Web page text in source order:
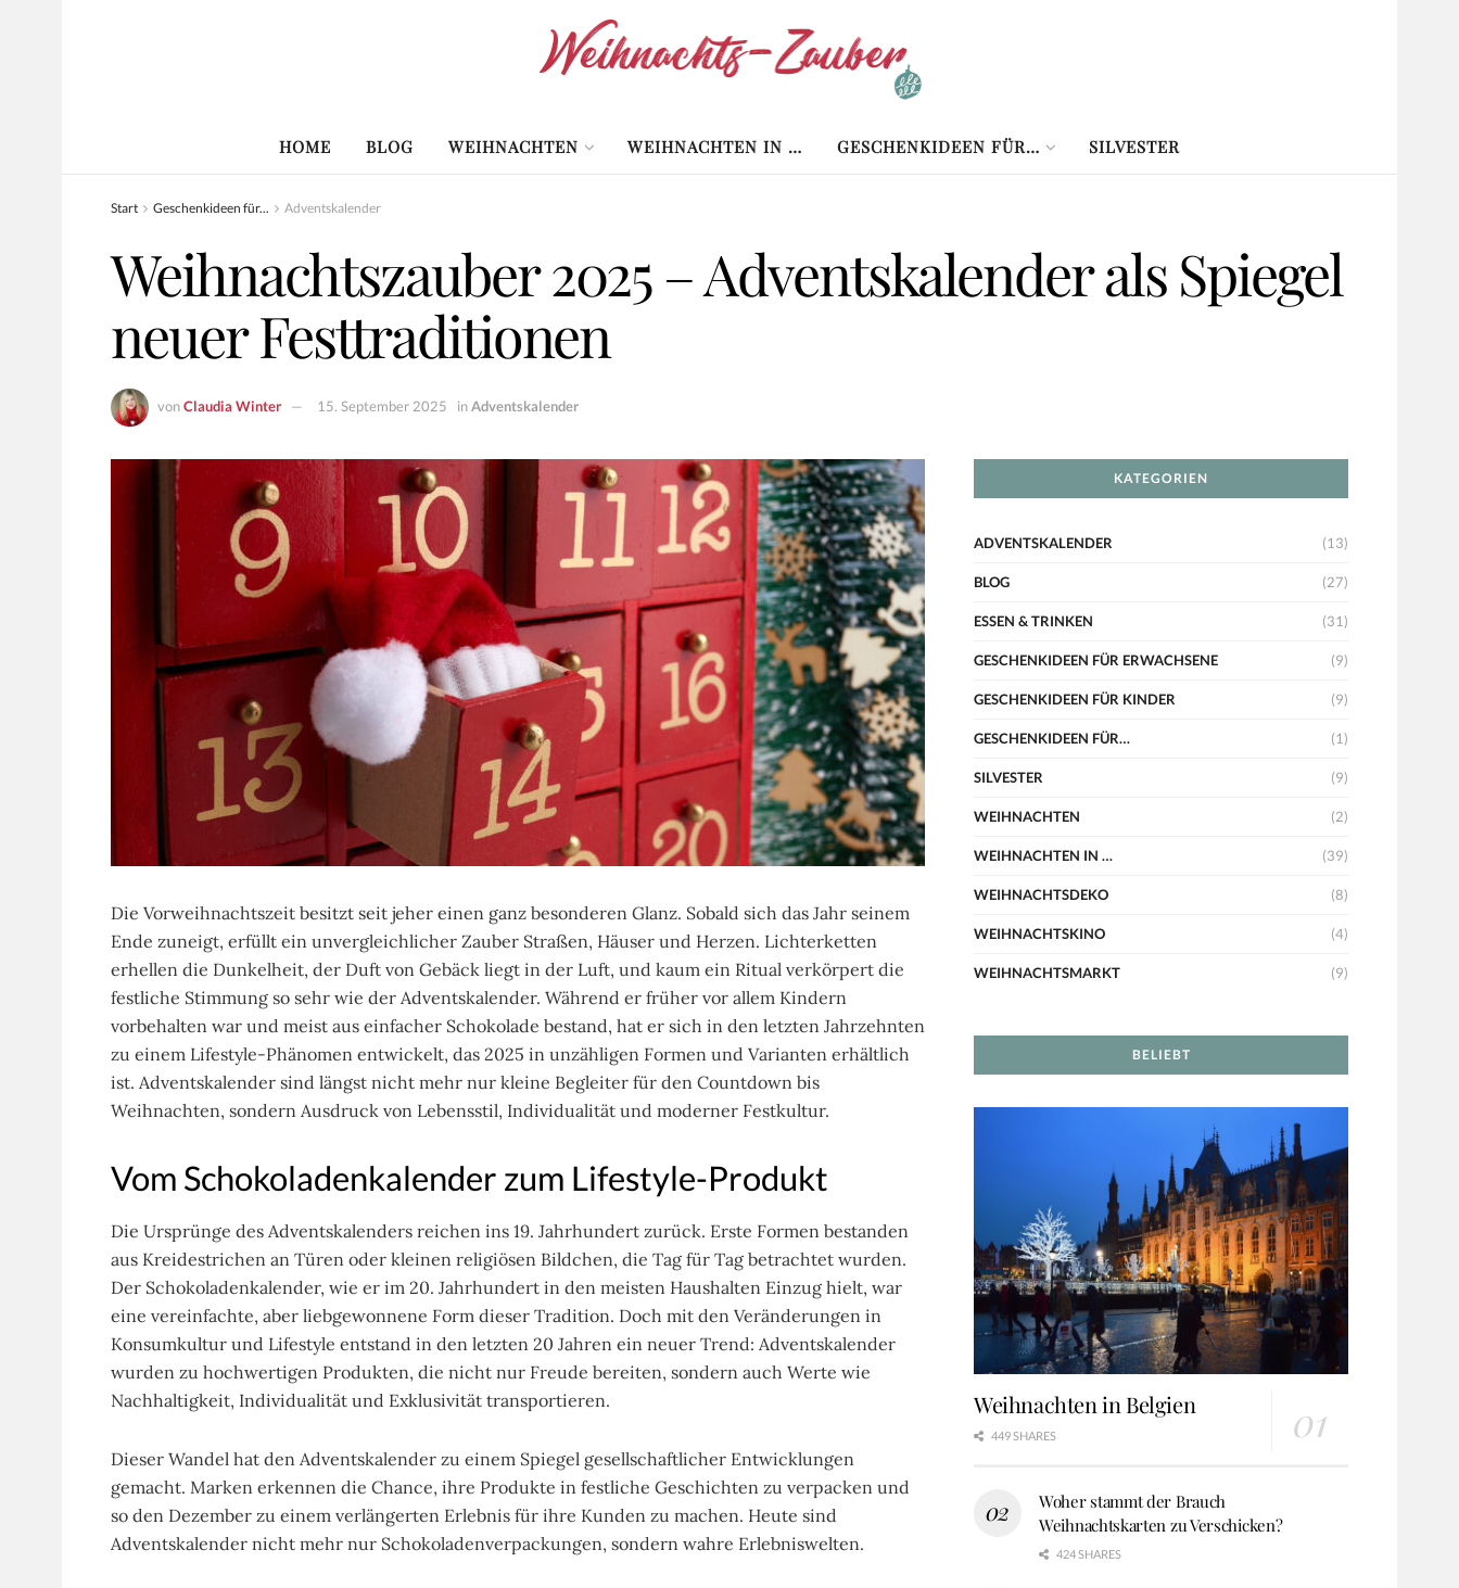
HOME BLOG WEIHNACHTEN WEIHNACHTEN IN … GESCHENKIDEEN FÜR… SILVESTER
Start Geschenkideen für... Adventskalender
Weihnachtszauber 2025 – Adventskalender als Spiegel
neuer Festtraditionen
vonClaudia Winter 15. September 2025 inAdventskalender
Die Vorweihnachtszeit besitzt seit jeher einen ganz besonderen Glanz. Sobald sich das Jahr seinem
Ende zuneigt, erfüllt ein unvergleichlicher Zauber Straßen, Häuser und Herzen. Lichterketten
erhellen die Dunkelheit, der Duft von Gebäck liegt in der Luft, und kaum ein Ritual verkörpert die
festliche Stimmung so sehr wie der Adventskalender. Während er früher vor allem Kindern
vorbehalten war und meist aus einfacher Schokolade bestand, hat er sich in den letzten Jahrzehnten
zu einem Lifestyle-Phänomen entwickelt, das 2025 in unzähligen Formen und Varianten erhältlich
ist. Adventskalender sind längst nicht mehr nur kleine Begleiter für den Countdown bis
Weihnachten, sondern Ausdruck von Lebensstil, Individualität und moderner Festkultur.
Vom Schokoladenkalender zum Lifestyle-Produkt
Die Ursprünge des Adventskalenders reichen ins 19. Jahrhundert zurück. Erste Formen bestanden
aus Kreidestrichen an Türen oder kleinen religiösen Bildchen, die Tag für Tag betrachtet wurden.
Der Schokoladenkalender, wie er im 20. Jahrhundert in den meisten Haushalten Einzug hielt, war
eine vereinfachte, aber liebgewonnene Form dieser Tradition. Doch mit den Veränderungen in
Konsumkultur und Lifestyle entstand in den letzten 20 Jahren ein neuer Trend: Adventskalender
wurden zu hochwertigen Produkten, die nicht nur Freude bereiten, sondern auch Werte wie
Nachhaltigkeit, Individualität und Exklusivität transportieren.
Dieser Wandel hat den Adventskalender zu einem Spiegel gesellschaftlicher Entwicklungen
gemacht. Marken erkennen die Chance, ihre Produkte in festliche Geschichten zu verpacken und
so den Dezember zu einem verlängerten Erlebnis für ihre Kunden zu machen. Heute sind
Adventskalender nicht mehr nur Schokoladenverpackungen, sondern wahre Erlebniswelten.
KATEGORIEN
ADVENTSKALENDER (13)
BLOG (27)
ESSEN & TRINKEN (31)
GESCHENKIDEEN FÜR ERWACHSENE (9)
GESCHENKIDEEN FÜR KINDER (9)
GESCHENKIDEEN FÜR… (1)
SILVESTER (9)
WEIHNACHTEN (2)
WEIHNACHTEN IN … (39)
WEIHNACHTSDEKO (8)
WEIHNACHTSKINO (4)
WEIHNACHTSMARKT (9)
BELIEBT
Weihnachten in Belgien
449 SHARES
Woher stammt der Brauch
Weihnachtskarten zu Verschicken?
424 SHARES